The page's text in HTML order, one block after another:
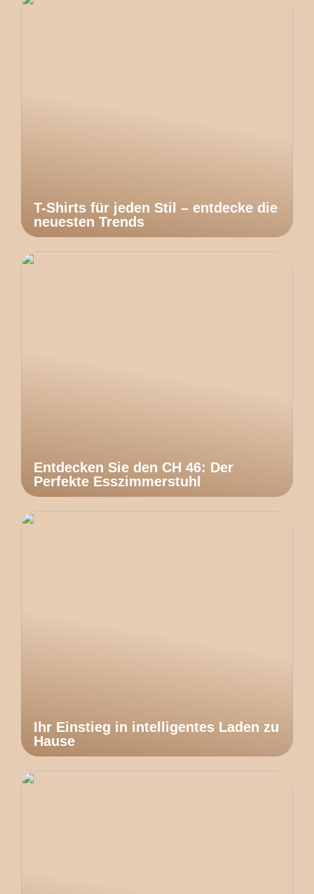
T-Shirts für jeden Stil – entdecke die
neuesten Trends
Entdecken Sie den CH 46: Der
Perfekte Esszimmerstuhl
Ihr Einstieg in intelligentes Laden zu
Hause